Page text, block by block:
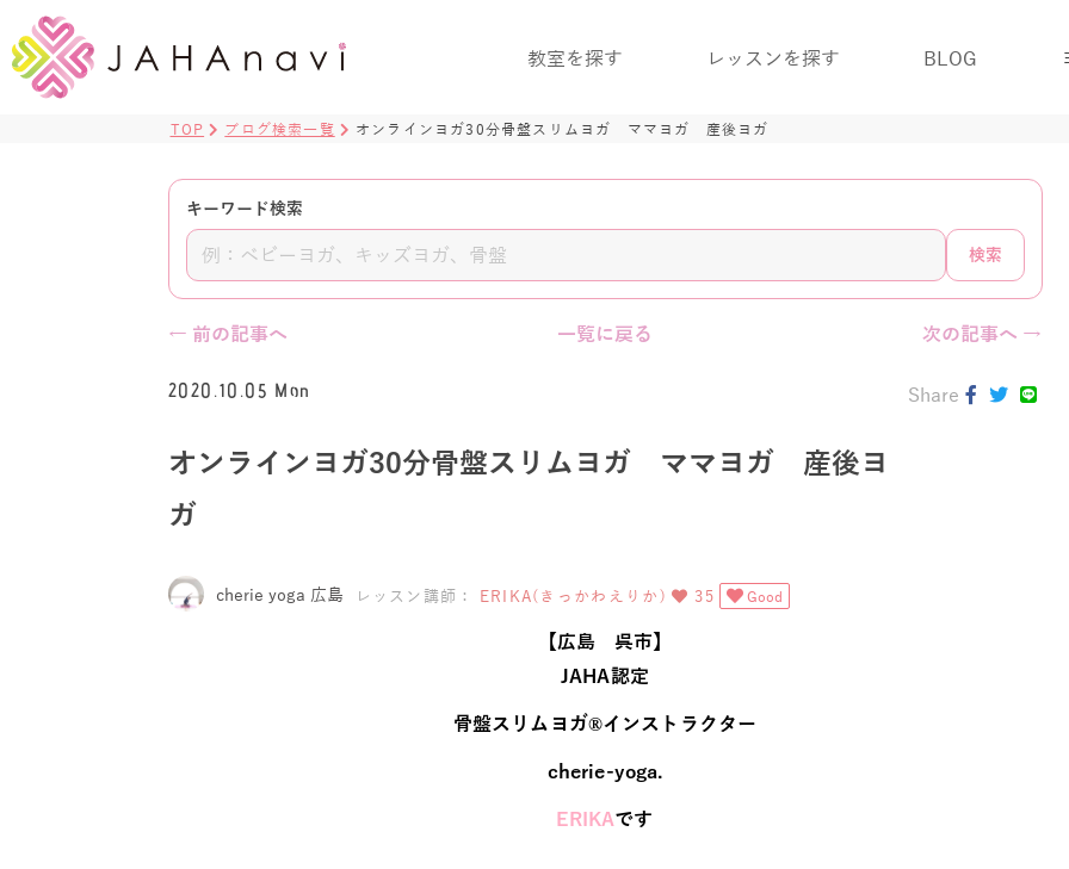
教室を探す レッスンを探す BLOG
TOP ブログ検索一覧 オンラインヨガ30分骨盤スリムヨガ ママヨガ 産後ヨガ
キーワード検索
検索
← 前の記事へ 一覧に戻る 次の記事へ →
2020.10.05 Mon
オンラインヨガ30分骨盤スリムヨガ ママヨガ 産後ヨ
ガ
cherie yoga 広島 レッスン講師： ERIKA(きっかわえりか) 35 Good
Share
【広島 呉市】
JAHA認定
骨盤スリムヨガ®インストラクター
cherie-yoga.
ERIKAです